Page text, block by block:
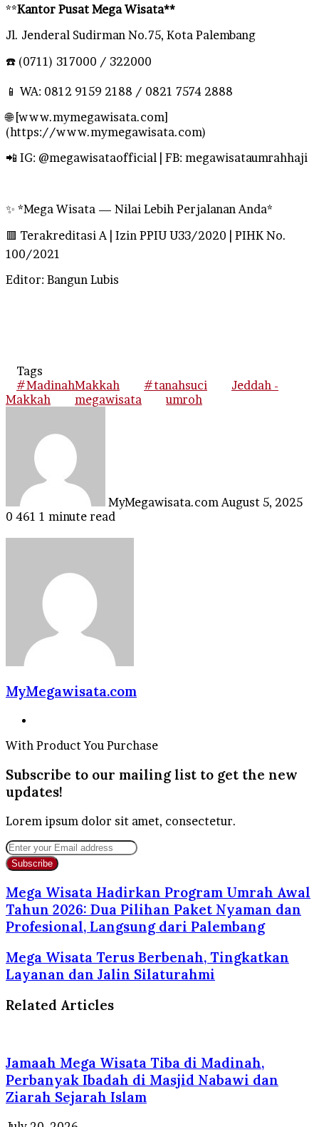
**Kantor Pusat Mega Wisata**
Jl. Jenderal Sudirman No.75, Kota Palembang
☎️ (0711) 317000 / 322000
📱 WA: 0812 9159 2188 / 0821 7574 2888
🌐 [www.mymegawisata.com]
(https://www.mymegawisata.com)
📲 IG: @megawisataofficial | FB: megawisataumrahhaji
✨ *Mega Wisata — Nilai Lebih Perjalanan Anda*
🟥 Terakreditasi A | Izin PPIU U33/2020 | PIHK No.
100/2021
Editor: Bangun Lubis
Tags
#MadinahMakkah
#tanahsuci
Jeddah -
Makkah
megawisata umroh
MyMegawisata.com August 5, 2025
0 461 1 minute read
MyMegawisata.com
With Product You Purchase
Subscribe to our mailing list to get the new
updates!
Lorem ipsum dolor sit amet, consectetur.
Enter
your
Email
address
Mega Wisata Hadirkan Program Umrah Awal
Tahun 2026: Dua Pilihan Paket Nyaman dan
Profesional, Langsung dari Palembang
Mega Wisata Terus Berbenah, Tingkatkan
Layanan dan Jalin Silaturahmi
Related Articles
Jamaah Mega Wisata Tiba di Madinah,
Perbanyak Ibadah di Masjid Nabawi dan
Ziarah Sejarah Islam